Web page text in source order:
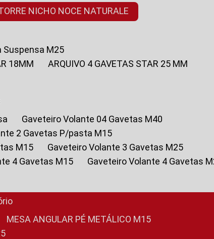
NICHO NOCE NATURALE
Suspensa M25
18MM
ARQUIVO 4 GAVETAS STAR 25 MM
Gaveteiro Volante 04 Gavetas M40
2 Gavetas P/pasta M15
M15
Gaveteiro Volante 3 Gavetas M25
4 Gavetas M15
Gaveteiro Volante 4 Gavetas
MESA ANGULAR PÉ METÁLICO M15